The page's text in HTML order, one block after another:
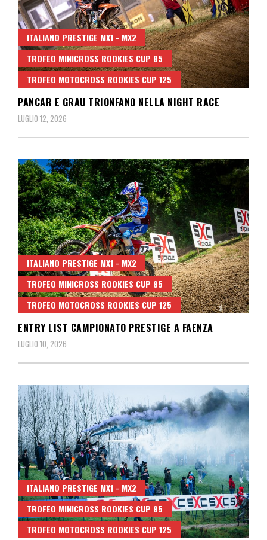
ITALIANO PRESTIGE MX1 - MX2
TROFEO MINICROSS ROOKIES CUP 85
TROFEO MOTOCROSS ROOKIES CUP 125
PANCAR E GRAU TRIONFANO NELLA NIGHT RACE
LUGLIO 12, 2026
ITALIANO PRESTIGE MX1 - MX2
TROFEO MINICROSS ROOKIES CUP 85
TROFEO MOTOCROSS ROOKIES CUP 125
ENTRY LIST CAMPIONATO PRESTIGE A FAENZA
LUGLIO 10, 2026
ITALIANO PRESTIGE MX1 - MX2
TROFEO MINICROSS ROOKIES CUP 85
TROFEO MOTOCROSS ROOKIES CUP 125